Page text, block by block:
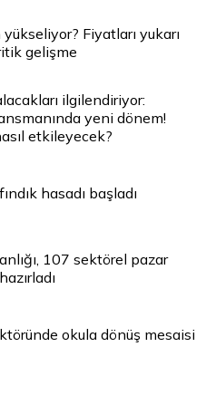
Fiyatları yukarı
gelişme
ilgilendiriyor:
yeni dönem!
etkileyecek?
hasadı başladı
107 sektörel pazar
okula dönüş mesaisi